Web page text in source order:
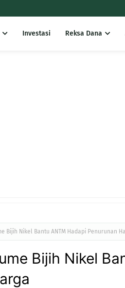
Investasi Reksa Dana
Bijih Nikel Bantu ANTM Hadapi Penurunan
Bijih Nikel